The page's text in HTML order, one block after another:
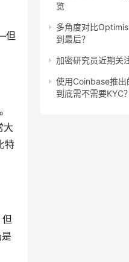
但
大
特
览
多角度对比
到最后？
加密研究员近期关
使用Coinbase推出
到底需不需要KYC？